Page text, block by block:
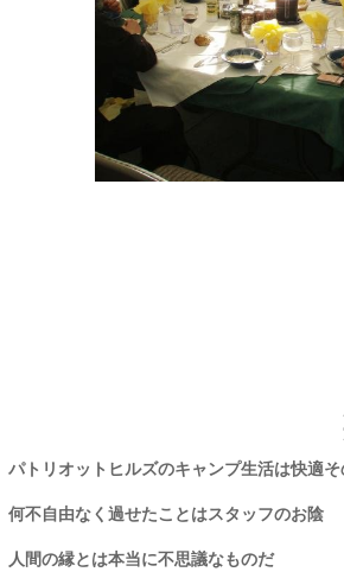
パトリオットヒルズのキャンプ生活は快適
何不自由なく過せたことはスタッフのお陰
人間の縁とは本当に不思議なものだ